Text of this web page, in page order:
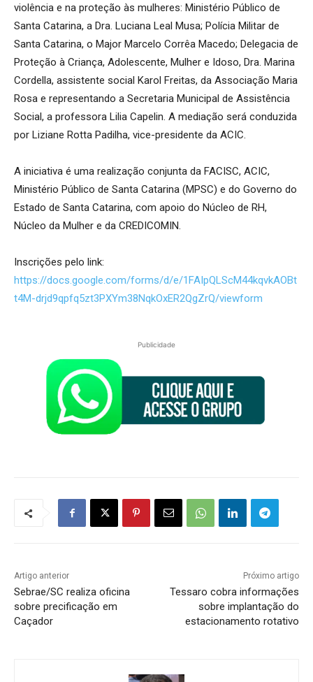
violência e na proteção às mulheres: Ministério Público de
Santa Catarina, a Dra. Luciana Leal Musa; Polícia Militar de
Santa Catarina, o Major Marcelo Corrêa Macedo; Delegacia de
Proteção à Criança, Adolescente, Mulher e Idoso, Dra. Marina
Cordella, assistente social Karol Freitas, da Associação Maria
Rosa e representando a Secretaria Municipal de Assistência
Social, a professora Lilia Capelin. A mediação será conduzida
por Liziane Rotta Padilha, vice-presidente da ACIC.
A iniciativa é uma realização conjunta da FACISC, ACIC,
Ministério Público de Santa Catarina (MPSC) e do Governo do
Estado de Santa Catarina, com apoio do Núcleo de RH,
Núcleo da Mulher e da CREDICOMIN.
Inscrições pelo link:
https://docs.google.com/forms/d/e/1FAIpQLScM44kqvkAOBt
t4M-drjd9qpfq5zt3PXYm38NqkOxER2QgZrQ/viewform
Publicidade
Artigo anterior
Sebrae/SC realiza oficina
sobre precificação em
Caçador
Próximo artigo
Tessaro cobra informações
sobre implantação do
estacionamento rotativo